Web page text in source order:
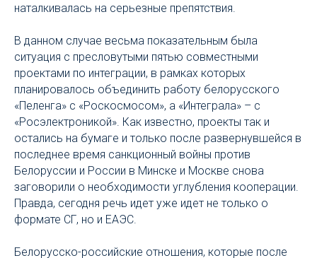
наталкивалась на серьезные препятствия.
В данном случае весьма показательным была
ситуация с пресловутыми пятью совместными
проектами по интеграции, в рамках которых
планировалось объединить работу белорусского
«Пеленга» с «Роскосмосом», а «Интеграла» – с
«Росэлектроникой». Как известно, проекты так и
остались на бумаге и только после развернувшейся в
последнее время санкционный войны против
Белоруссии и России в Минске и Москве снова
заговорили о необходимости углубления кооперации.
Правда, сегодня речь идет уже идет не только о
формате СГ, но и ЕАЭС.
Белорусско-российские отношения, которые после